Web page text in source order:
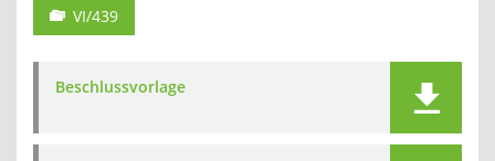
VI/439
Beschlussvorlage